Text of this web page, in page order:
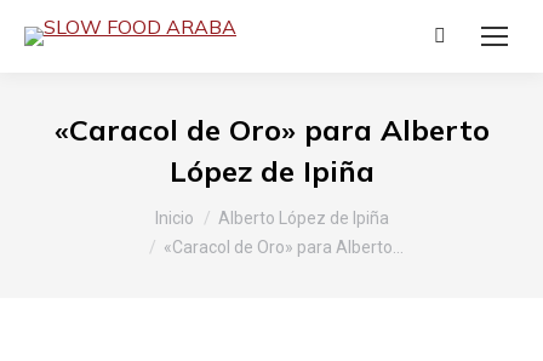
Buscar:
«Caracol de Oro» para Alberto
López de Ipiña
Inicio
Alberto López de Ipiña
«Caracol de Oro» para Alberto…